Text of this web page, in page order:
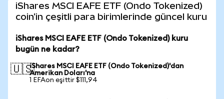
iShares MSCI EAFE ETF (Ondo Tokenized)
coin'in çeşitli para birimlerinde güncel kuru
iShares MSCI EAFE ETF (Ondo Tokenized) kuru
bugün ne kadar?
🇺🇸iShares MSCI EAFE ETF (Ondo Tokenized)'dan
Amerikan Doları'na
1 EFAon eşittir $111,94